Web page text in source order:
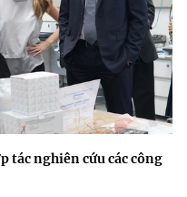
tác nghiên cứu các công